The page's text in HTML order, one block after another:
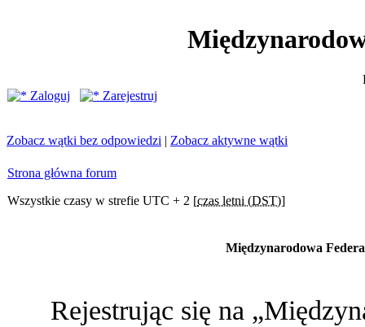
Zaloguj
Zarejestruj
Zobacz wątki bez odpowiedzi | Zobacz aktywne wątki
Strona główna forum
Wszystkie czasy w strefie UTC + 2 [czas letni (DST)]
Międzynarodowa
Rejestrując się na